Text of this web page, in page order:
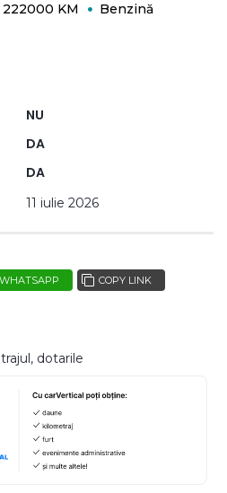
222000 KM Benzină
NU
DA
DA
11 iulie 2026
WHATSAPP COPY LINK
dotarile